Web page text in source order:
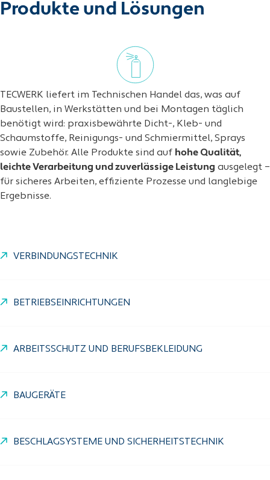
Produkte und Lösungen
TECWERK liefert im Technischen Handel das, was auf
Baustellen, in Werkstätten und bei Montagen täglich
benötigt wird: praxisbewährte Dicht-, Kleb- und
Schaumstoffe, Reinigungs- und Schmiermittel, Sprays
sowie Zubehör. Alle Produkte sind auf hohe Qualität,
leichte Verarbeitung und zuverlässige Leistung ausgelegt –
für sicheres Arbeiten, effiziente Prozesse und langlebige
Ergebnisse.
VERBINDUNGSTECHNIK
BETRIEBSEINRICHTUNGEN
ARBEITSSCHUTZ UND BERUFSBEKLEIDUNG
BAUGERÄTE
BESCHLAGSYSTEME UND SICHERHEITSTECHNIK